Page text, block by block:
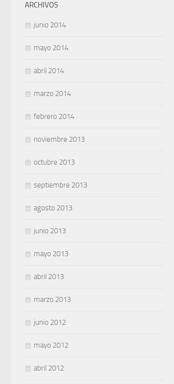
ARCHIVOS
junio 2014
mayo 2014
abril 2014
marzo 2014
febrero 2014
noviembre 2013
octubre 2013
septiembre 2013
agosto 2013
junio 2013
mayo 2013
abril 2013
marzo 2013
junio 2012
mayo 2012
abril 2012